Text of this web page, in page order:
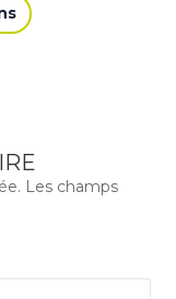
Les champs